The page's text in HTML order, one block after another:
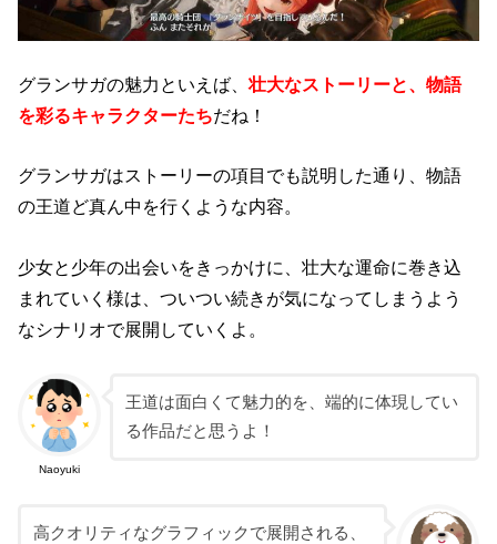
グランサガの魅力といえば、壮大なストーリーと、物語
を彩るキャラクターたちだね！
グランサガはストーリーの項目でも説明した通り、物語
の王道ど真ん中を行くような内容。
少女と少年の出会いをきっかけに、壮大な運命に巻き込
まれていく様は、ついつい続きが気になってしまうよう
なシナリオで展開していくよ。
Naoyuki
王道は面白くて魅力的を、端的に体現してい
る作品だと思うよ！
高クオリティなグラフィックで展開される、